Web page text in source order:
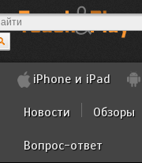
iPhone и iPad
Новости Обзоры
Вопрос-ответ